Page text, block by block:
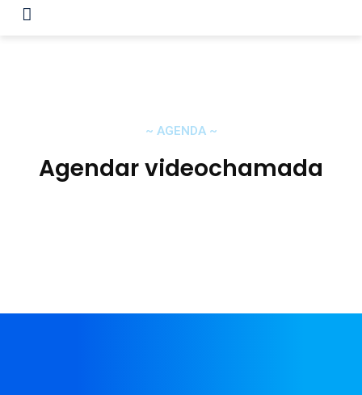
~ AGENDA~
Agendar videochamada